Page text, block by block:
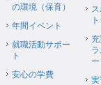
の環境（保育）
年間イベント
就職活動サポー
ト
安心の学費
ー